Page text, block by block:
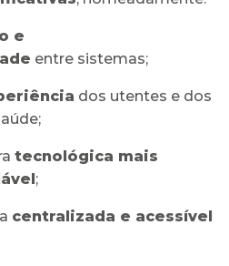
e
entre sistemas;
dos utentes e dos
tecnológica mais
;
centralizada e acessível